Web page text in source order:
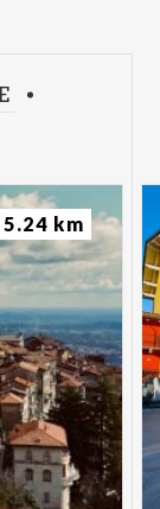
5.24 km